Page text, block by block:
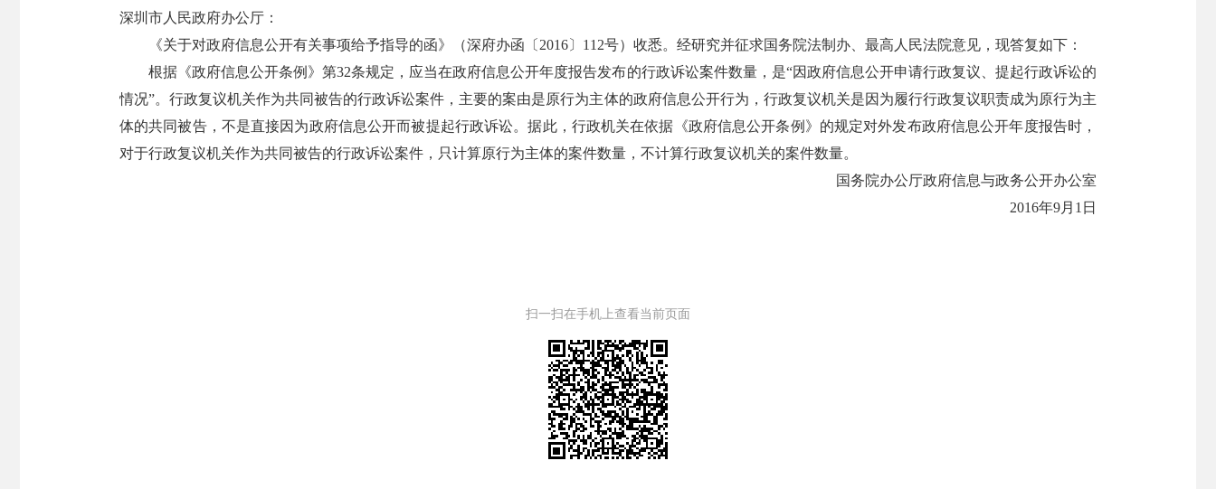
深圳市人民政府办公厅：
《关于对政府信息公开有关事项给予指导的函》（深府办函〔2016〕112号）收悉。经研究并征求国务院法制办、最高人民法院意见，现答复如下：
根据《政府信息公开条例》第32条规定，应当在政府信息公开年度报告发布的行政诉讼案件数量，是“因政府信息公开申请行政复议、提起行政诉讼的
情况”。行政复议机关作为共同被告的行政诉讼案件，主要的案由是原行为主体的政府信息公开行为，行政复议机关是因为履行行政复议职责成为原行为主
体的共同被告，不是直接因为政府信息公开而被提起行政诉讼。据此，行政机关在依据《政府信息公开条例》的规定对外发布政府信息公开年度报告时，
对于行政复议机关作为共同被告的行政诉讼案件，只计算原行为主体的案件数量，不计算行政复议机关的案件数量。
国务院办公厅政府信息与政务公开办公室
2016年9月1日
扫一扫在手机上查看当前页面